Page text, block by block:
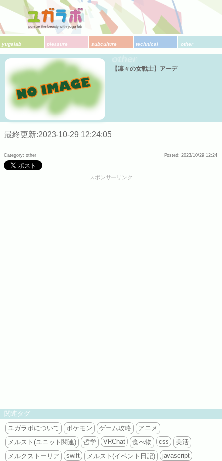
yugalab pleasure subculture technical other
【凛々の女戦士】アーデ
最終更新:2023-10-29 12:24:05
Category: other Posted: 2023/10/29 12:24
スポンサーリンク
関連タグ
ユガラボについて
ポケモン ゲーム攻略
アニメ
メルスト(ユニット関連)
哲学 VRChat 食べ物 css
美活
メルクストーリア
swift メルスト(イベント日記)
javascript